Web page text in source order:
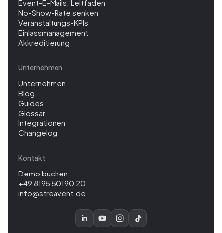
Event-E-Mails: Leitfaden
No-Show-Rate senken
Veranstaltungs-KPIs
Einlassmanagement
Akkreditierung
Unternehmen
Unternehmen
Blog
Guides
Glossar
Integrationen
Changelog
Kontakt
Demo buchen
+49 8195 50190 20
info@streavent.de